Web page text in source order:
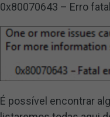
0x80070643 – Erro
É possível encontrar